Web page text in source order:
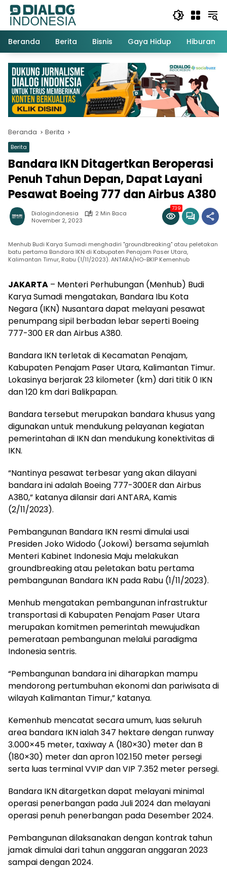
Langsung
konten
Beranda
Berita Bisnis Gaya Hidup Hiburan
Beranda Berita
Berita
Bandara IKN Ditagertkan Beroperasi
Penuh Tahun Depan, Dapat Layani
Pesawat Boeing 777 dan Airbus A380
Dialogindonesia
2 Min Baca
November 2, 2023
739
Menhub Budi Karya Sumadi menghadiri "groundbreaking" atau peletakan
batu pertama Bandara IKN di Kabupaten Penajam Paser Utara,
Kalimantan Timur, Rabu (1/11/2023). ANTARA/HO-BKIP Kemenhub
JAKARTA – Menteri Perhubungan (Menhub) Budi
Karya Sumadi mengatakan, Bandara Ibu Kota
Negara (IKN) Nusantara dapat melayani pesawat
penumpang sipil berbadan lebar seperti Boeing
777-300 ER dan Airbus A380.
Bandara IKN terletak di Kecamatan Penajam,
Kabupaten Penajam Paser Utara, Kalimantan Timur.
Lokasinya berjarak 23 kilometer (km) dari titik 0 IKN
dan 120 km dari Balikpapan.
Bandara tersebut merupakan bandara khusus yang
digunakan untuk mendukung pelayanan kegiatan
pemerintahan di IKN dan mendukung konektivitas di
IKN.
“Nantinya pesawat terbesar yang akan dilayani
bandara ini adalah Boeing 777-300ER dan Airbus
A380,” katanya dilansir dari ANTARA, Kamis
(2/11/2023).
Pembangunan Bandara IKN resmi dimulai usai
Presiden Joko Widodo (Jokowi) bersama sejumlah
Menteri Kabinet Indonesia Maju melakukan
groundbreaking atau peletakan batu pertama
pembangunan Bandara IKN pada Rabu (1/11/2023).
Menhub mengatakan pembangunan infrastruktur
transportasi di Kabupaten Penajam Paser Utara
merupakan komitmen pemerintah mewujudkan
pemerataan pembangunan melalui paradigma
Indonesia sentris.
“Pembangunan bandara ini diharapkan mampu
mendorong pertumbuhan ekonomi dan pariwisata di
wilayah Kalimantan Timur,” katanya.
Kemenhub mencatat secara umum, luas seluruh
area bandara IKN ialah 347 hektare dengan runway
3.000×45 meter, taxiway A (180×30) meter dan B
(180×30) meter dan apron 102.150 meter persegi
serta luas terminal VVIP dan VIP 7.352 meter persegi.
Bandara IKN ditargetkan dapat melayani minimal
operasi penerbangan pada Juli 2024 dan melayani
operasi penuh penerbangan pada Desember 2024.
Pembangunan dilaksanakan dengan kontrak tahun
jamak dimulai dari tahun anggaran anggaran 2023
sampai dengan 2024.